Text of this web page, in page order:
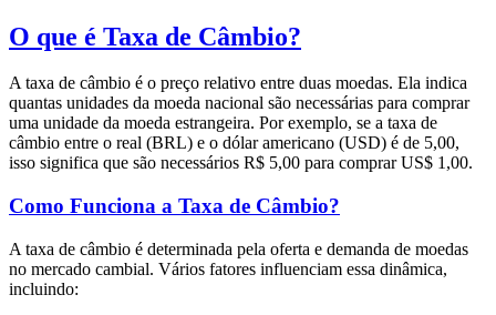
O que é Taxa de Câmbio?
A taxa de câmbio é o preço relativo entre duas moedas. Ela indica
quantas unidades da moeda nacional são necessárias para comprar
uma unidade da moeda estrangeira. Por exemplo, se a taxa de
câmbio entre o real (BRL) e o dólar americano (USD) é de 5,00,
isso significa que são necessários R$ 5,00 para comprar US$ 1,00.
Como Funciona a Taxa de Câmbio?
A taxa de câmbio é determinada pela oferta e demanda de moedas
no mercado cambial. Vários fatores influenciam essa dinâmica,
incluindo: